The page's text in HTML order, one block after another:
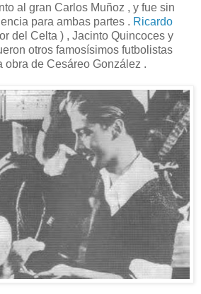
al gran Carlos Muñoz , y fue sin
para ambas partes . Ricardo
del Celta ) , Jacinto Quincoces y
otros famosísimos futbolistas
obra de Cesáreo González .